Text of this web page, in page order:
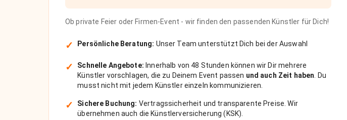
Ob private Feier oder Firmen-Event - wir finden den passenden Künstler für Dich!
✓ Persönliche Beratung: Unser Team unterstützt Dich bei der Auswahl
✓ Schnelle Angebote: Innerhalb von 48 Stunden können wir Dir mehrere
Künstler vorschlagen, die zu Deinem Event passen und auch Zeit haben. Du
musst nicht mit jedem Künstler einzeln kommunizieren.
✓ Sichere Buchung: Vertragssicherheit und transparente Preise. Wir
übernehmen auch die Künstlerversicherung (KSK).